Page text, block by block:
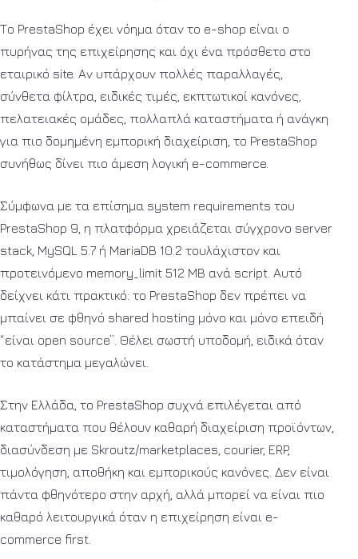
Το PrestaShop έχει νόημα όταν το e-shop είναι ο
πυρήνας της επιχείρησης και όχι ένα πρόσθετο στο
εταιρικό site. Αν υπάρχουν πολλές παραλλαγές,
σύνθετα φίλτρα, ειδικές τιμές, εκπτωτικοί κανόνες,
πελατειακές ομάδες, πολλαπλά καταστήματα ή ανάγκη
για πιο δομημένη εμπορική διαχείριση, το PrestaShop
συνήθως δίνει πιο άμεση λογική e-commerce.
Σύμφωνα με τα επίσημα system requirements του
PrestaShop 9, η πλατφόρμα χρειάζεται σύγχρονο server
stack, MySQL 5.7 ή MariaDB 10.2 τουλάχιστον και
προτεινόμενο memory_limit 512 MB ανά script. Αυτό
δείχνει κάτι πρακτικό: το PrestaShop δεν πρέπει να
μπαίνει σε φθηνό shared hosting μόνο και μόνο επειδή
“είναι open source”. Θέλει σωστή υποδομή, ειδικά όταν
το κατάστημα μεγαλώνει.
Στην Ελλάδα, το PrestaShop συχνά επιλέγεται από
καταστήματα που θέλουν καθαρή διαχείριση προϊόντων,
διασύνδεση με Skroutz/marketplaces, courier, ERP,
τιμολόγηση, αποθήκη και εμπορικούς κανόνες. Δεν είναι
πάντα φθηνότερο στην αρχή, αλλά μπορεί να είναι πιο
καθαρό λειτουργικά όταν η επιχείρηση είναι e-
commerce first.